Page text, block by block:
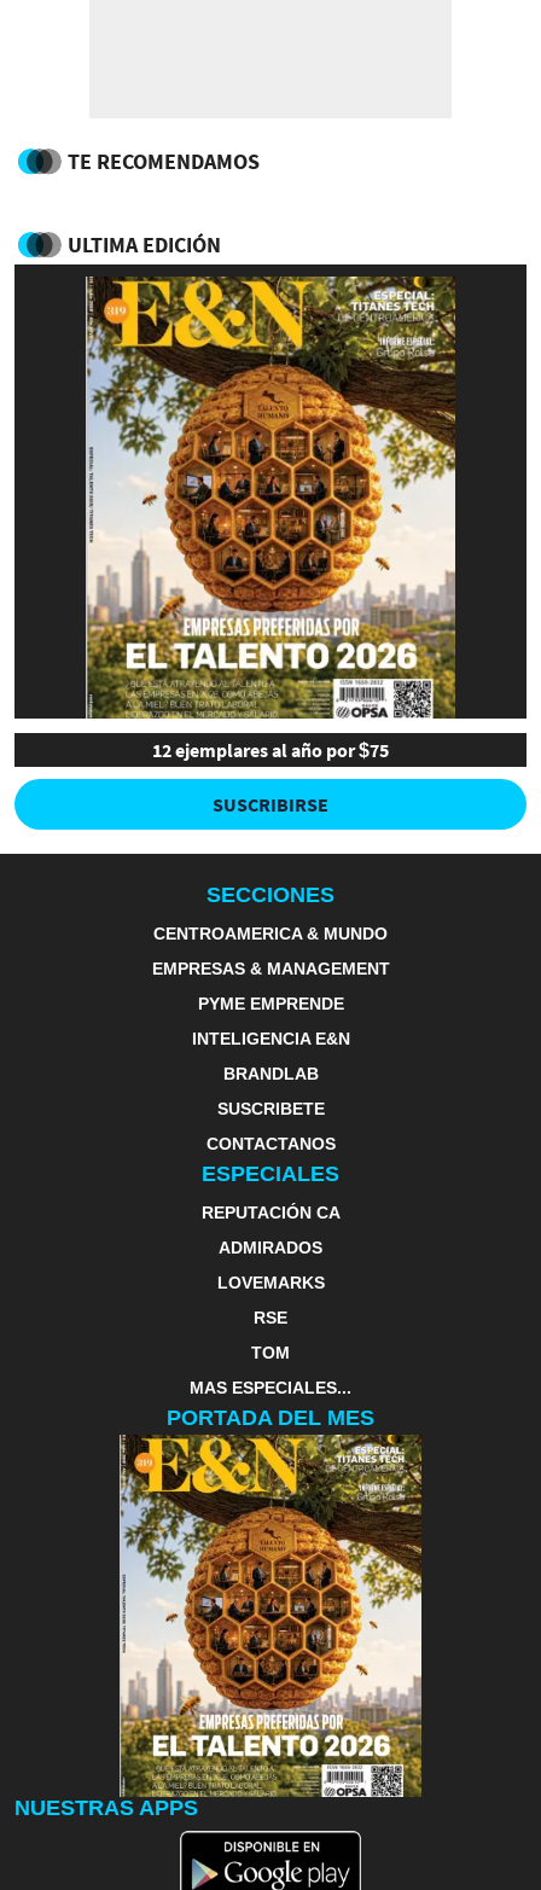
TE RECOMENDAMOS
ULTIMA EDICIÓN
12 ejemplares al año por $75
SUSCRIBIRSE
SECCIONES
CENTROAMERICA & MUNDO
EMPRESAS & MANAGEMENT
PYME EMPRENDE
INTELIGENCIA E&N
BRANDLAB
SUSCRIBETE
CONTACTANOS
ESPECIALES
REPUTACIÓN CA
ADMIRADOS
LOVEMARKS
RSE
TOM
MAS ESPECIALES...
PORTADA DEL MES
NUESTRAS APPS